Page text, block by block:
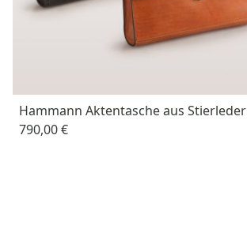
Hammann Aktentasche aus Stierleder
790,00 €